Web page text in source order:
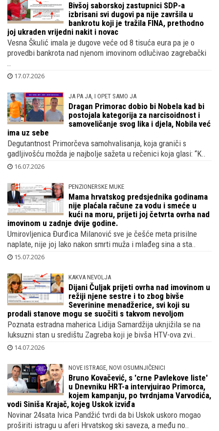
Bivšoj saborskoj zastupnici SDP-a
izbrisani svi dugovi pa nije završila u
bankrotu koji je tražila FINA, prethodno
joj ukraden vrijedni nakit i novac
Vesna Škulić imala je dugove veće od 8 tisuća eura pa je o
provedbi bankrota nad njenom imovinom odlučivao zagrebački
..
17.07.2026
JA PA JA, I OPET SAMO JA
Dragan Primorac dobio bi Nobela kad bi
postojala kategorija za narcisoidnost i
samoveličanje svog lika i djela, Nobila već
ima uz sebe
Degutantnost Primorčeva samohvalisanja, koja graniči s
gadljivošću možda je najbolje sažeta u rečenici koja glasi: “K..
16.07.2026
PENZIONERSKE MUKE
Mama hrvatskog predsjednika godinama
nije plaćala račune za vodu i smeće u
kući na moru, prijeti joj četvrta ovrha nad
imovinom u zadnje dvije godine.
Umirovljenica Đurđica Milanović sve je češće meta prisilne
naplate, nije joj lako nakon smrti muža i mlađeg sina a sta..
15.07.2026
KAKVA NEVOLJA
Dijani Čuljak prijeti ovrha nad imovinom u
režiji njene sestre i to zbog bivše
Severinine menadžerice, svi koji su
prodali stanove mogu se suočiti s takvom nevoljom
Poznata estradna maherica Lidija Samardžija uknjižila se na
luksuzni stan u središtu Zagreba koji je bivša HTV-ova zvi..
14.07.2026
NOVE ISTRAGE, NOVI OSUMNJIČENICI
Bruno Kovačević, s 'crne Pavlekove liste'
u Dnevniku HRT-a intervjuirao Primorca,
kojem kampanju, po tvrdnjama Varvodića,
vodi Siniša Krajač, kojeg Uskok izviđa
Novinar 24sata Ivica Pandžić tvrdi da bi Uskok uskoro mogao
proširiti istragu u aferi Hrvatskog ski saveza, a među no..